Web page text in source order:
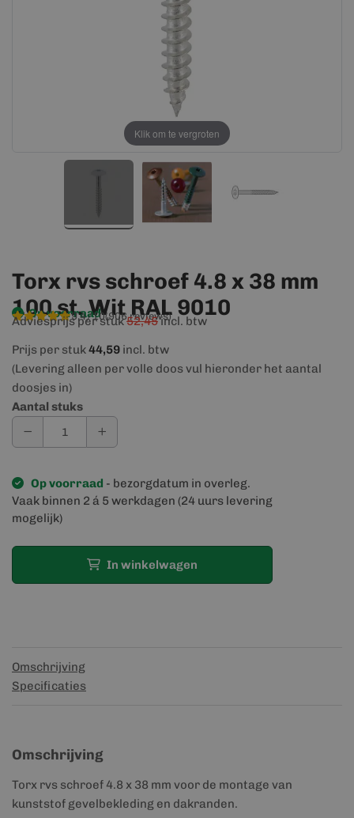
Klik om te vergroten
Torx rvs schroef 4.8 x 38 mm
100 st. Wit RAL 9010
Op voorraad
9,4/10(906 reviews)
Adviesprijs per stuk52,45incl. btw
Prijs per stuk44,59 incl. btw
(Levering alleen per volle doos vul hieronder het aantal
doosjes in)
Aantal stuks
Op voorraad - bezorgdatum in overleg.
Vaak binnen 2 á 5 werkdagen (24 uurs levering
mogelijk)
In winkelwagen
Omschrijving
Specificaties
Omschrijving
Torx rvs schroef 4.8 x 38 mm voor de montage van
kunststof gevelbekleding en dakranden.